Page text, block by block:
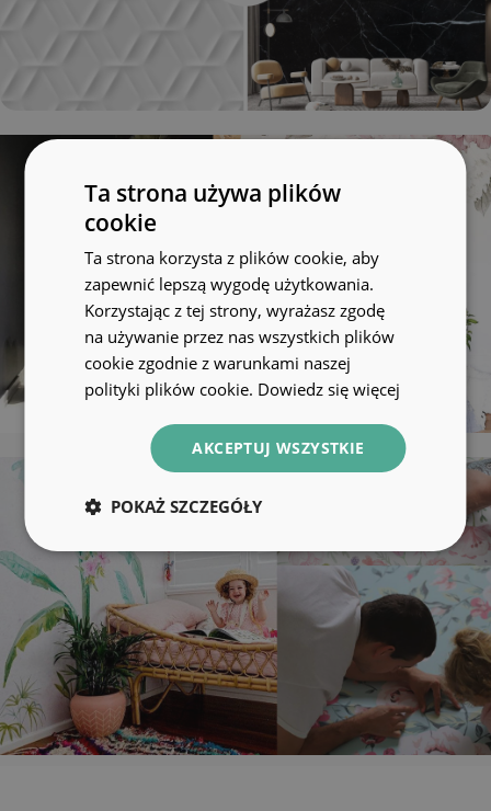
Ta strona używa plików
cookie
Ta strona korzysta z plików cookie, aby
zapewnić lepszą wygodę użytkowania.
Korzystając z tej strony, wyrażasz zgodę
na używanie przez nas wszystkich plików
cookie zgodnie z warunkami naszej
polityki plików cookie. Dowiedz się więcej
AKCEPTUJ WSZYSTKIE
POKAŻ SZCZEGÓŁY